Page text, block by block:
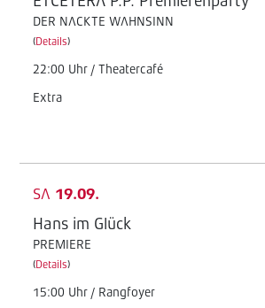
DER NACKTE WAHNSINN
(Details)
22:00 Uhr / Theatercafé
Extra
SA 19.09.
Hans im Glück
PREMIERE
(Details)
15:00 Uhr / Rangfoyer